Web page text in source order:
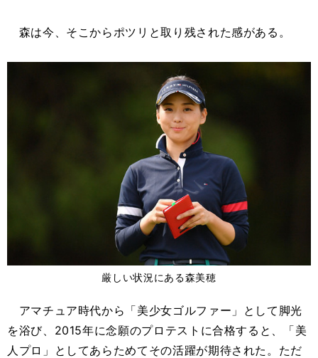
森は今、そこからポツリと取り残された感がある。
厳しい状況にある森美穂
アマチュア時代から「美少女ゴルファー」として脚光
を浴び、2015年に念願のプロテストに合格すると、「美
人プロ」としてあらためてその活躍が期待された。ただ